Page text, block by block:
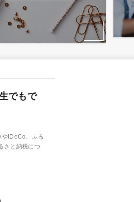
でもで
iDeCo、ふる
さと納税につ